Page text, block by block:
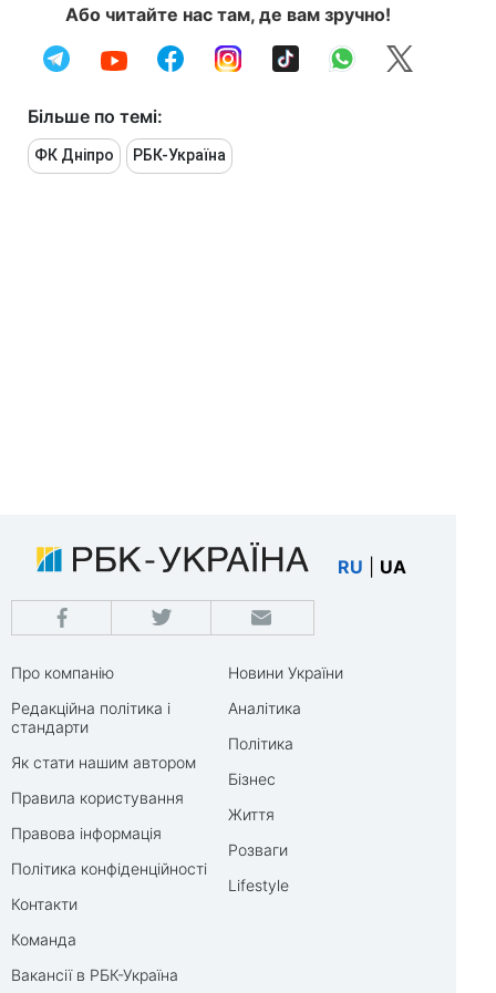
Або читайте нас там, де вам зручно!
Більше по темі:
ФК Дніпро РБК-Україна
RU UA
Про компанію
Редакційна політика і
стандарти
Як стати нашим автором
Правила користування
Правова інформація
Політика конфіденційності
Контакти
Команда
Вакансії в РБК-Україна
Новини України
Аналітика
Політика
Бізнес
Життя
Розваги
Lifestyle